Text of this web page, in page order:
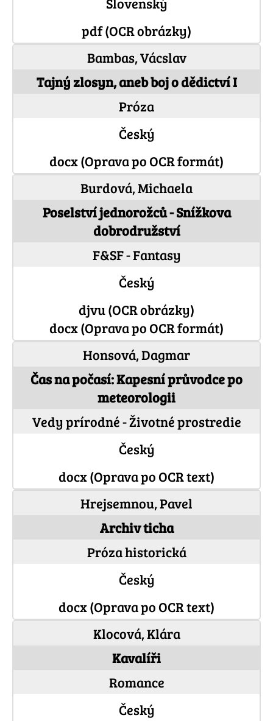
pdf (OCR obrázky)
Bambas, Vácslav
Tajný zlosyn, aneb boj o dědictví I
Próza
Český
docx (Oprava po OCR formát)
Burdová, Michaela
Poselství jednorožců - Snížkova
dobrodružství
F&SF - Fantasy
Český
djvu (OCR obrázky)
docx (Oprava po OCR formát)
Honsová, Dagmar
Čas na počasí: Kapesní průvodce po
meteorologii
Vedy prírodné - Životné prostredie
Český
docx (Oprava po OCR text)
Hrejsemnou, Pavel
Archiv ticha
Próza historická
Český
docx (Oprava po OCR text)
Klocová, Klára
Kavalíři
Romance
Český